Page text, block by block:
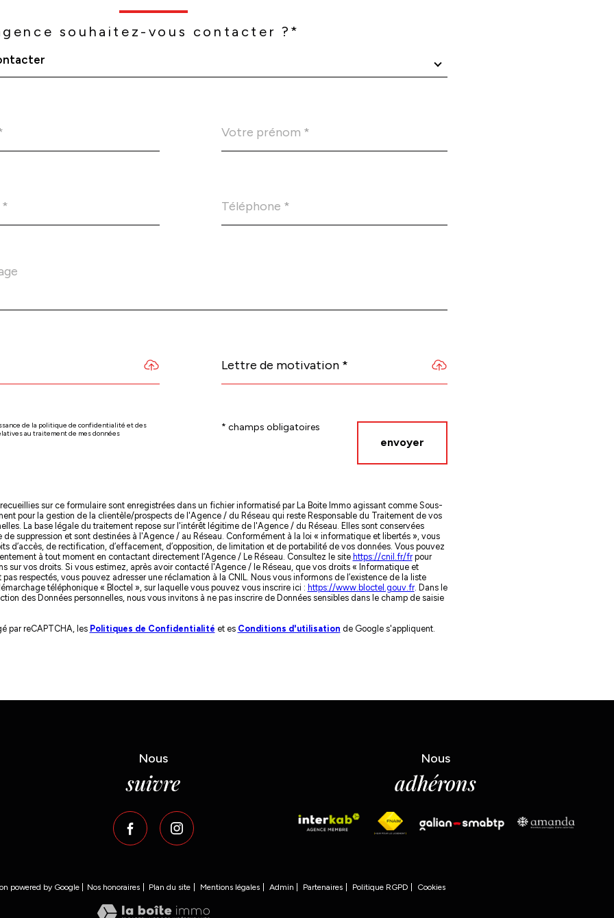
souhaitez-vous contacter ?*
*
*
Lettre de motivation *
de la politique de confidentialité et des
au traitement de mes données
* champs obligatoires
envoyer
recueillies sur ce formulaire sont enregistrées dans un fichier informatisé par La Boite Immo agissant comme Sous-
pour la gestion de la clientèle/prospects de l'Agence / du Réseau qui reste Responsable du Traitement de vos
La base légale du traitement repose sur l'intérêt légitime de l'Agence / du Réseau. Elles sont conservées
suppression et sont destinées à l'Agence / au Réseau. Conformément à la loi « informatique et libertés », vous
d’accès, de rectification, d’effacement, d’opposition, de limitation et de portabilité de vos données. Vous pouvez
à tout moment en contactant directement l’Agence / Le Réseau. Consultez le site https://cnil.fr/frpour
sur vos droits. Si vous estimez, après avoir contacté l'Agence / le Réseau, que vos droits « Informatique et
pas respectés, vous pouvez adresser une réclamation à la CNIL. Nous vous informons de l’existence de la liste
téléphonique « Bloctel », sur laquelle vous pouvez vous inscrire ici : https://www.bloctel.gouv.fr. Dans le
des Données personnelles, nous vous invitons à ne pas inscrire de Données sensibles dans le champ de saisie
par reCAPTCHA, les Politiques de Confidentialité et es Conditions d'utilisation de Google s'appliquent.
Nous
suivre
Nous
adhérons
powered by Google | Nos honoraires Plan du site Mentions légales Admin Partenaires Politique RGPD Cookies